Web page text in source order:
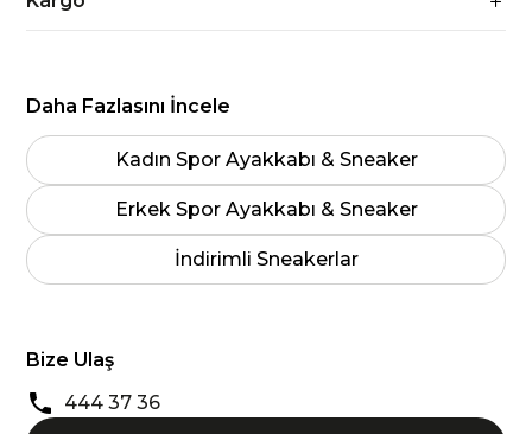
Daha Fazlasını İncele
Kadın Spor Ayakkabı & Sneaker
Erkek Spor Ayakkabı & Sneaker
İndirimli Sneakerlar
Bize Ulaş
444 37 36